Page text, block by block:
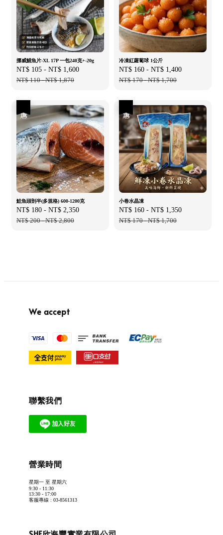
挪威鯖魚片-XL 17P 一包240克+-20g
Sale
price
NT$ 105 - NT$ 1,600
NT$ 110-NT$ 1,870
冷凍紅蘿蔔球 1公斤
Sale
price
NT$ 160 - NT$ 1,400
NT$ 170-NT$ 1,700
鮭魚頭剖半(多規格) 600-1200克
Sale
price
NT$ 180 - NT$ 2,350
NT$ 200-NT$ 2,800
小卷水晶凍
Sale
price
NT$ 160 - NT$ 1,350
NT$ 170-NT$ 1,700
We accept
聯繫我們
營業時間
星期一 至 星期六
9:30 - 11:30
13:30 - 17:00
客服專線 : 03-8561313